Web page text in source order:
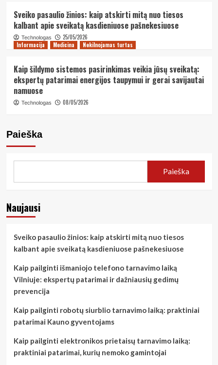
Sveiko pasaulio žinios: kaip atskirti mitą nuo tiesos
kalbant apie sveikatą kasdieniuose pašnekesiuose
Technologas
25/05/2026
Informacija
Medicina Nekilnojamas turtas
Kaip šildymo sistemos pasirinkimas veikia jūsų sveikatą:
ekspertų patarimai energijos taupymui ir gerai savijautai
namuose
Technologas 08/05/2026
Paieška
Paieška
Naujausi
Sveiko pasaulio žinios: kaip atskirti mitą nuo tiesos
kalbant apie sveikatą kasdieniuose pašnekesiuose
Kaip pailginti išmaniojo telefono tarnavimo laiką
Vilniuje: ekspertų patarimai ir dažniausių gedimų
prevencija
Kaip pailginti robotų siurblio tarnavimo laiką: praktiniai
patarimai Kauno gyventojams
Kaip pailginti elektronikos prietaisų tarnavimo laiką:
praktiniai patarimai, kurių nemoko gamintojai